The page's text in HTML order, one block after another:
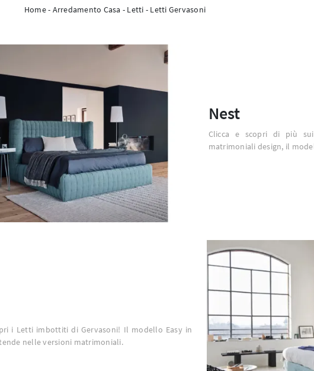
Home- Arredamento Casa - Letti - Letti Gervasoni
Nest
Clicca e scopri di più
matrimoniali design, il
i Letti imbottiti di Gervasoni! Il modello Easy in
nelle versioni matrimoniali.